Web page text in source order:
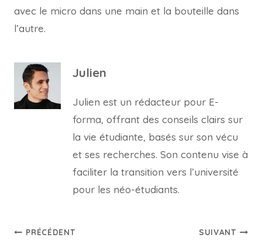
avec le micro dans une main et la bouteille dans
l’autre.
Julien
Julien est un rédacteur pour E-
forma, offrant des conseils clairs sur
la vie étudiante, basés sur son vécu
et ses recherches. Son contenu vise à
faciliter la transition vers l’université
pour les néo-étudiants.
Navigation
PRÉCÉDENT SUIVANT